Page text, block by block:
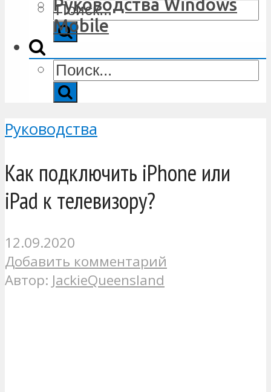
Руководства Windows
Mobile
Руководства
Как подключить iPhone или
iPad к телевизору?
12.09.2020
Добавить комментарий
Автор: JackieQueensland